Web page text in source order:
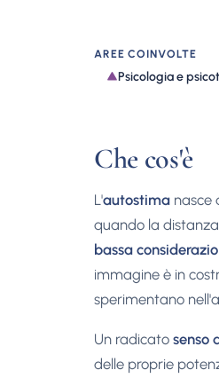
AREE COINVOLTE
Psicologia e
Che cos'è
L'autostima nasce
quando la
bassa
immagine è in
sperimentano
Un radicato senso
delle proprie